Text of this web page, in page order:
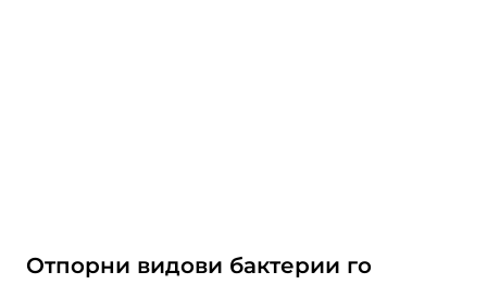
Отпорни видови бактерии го